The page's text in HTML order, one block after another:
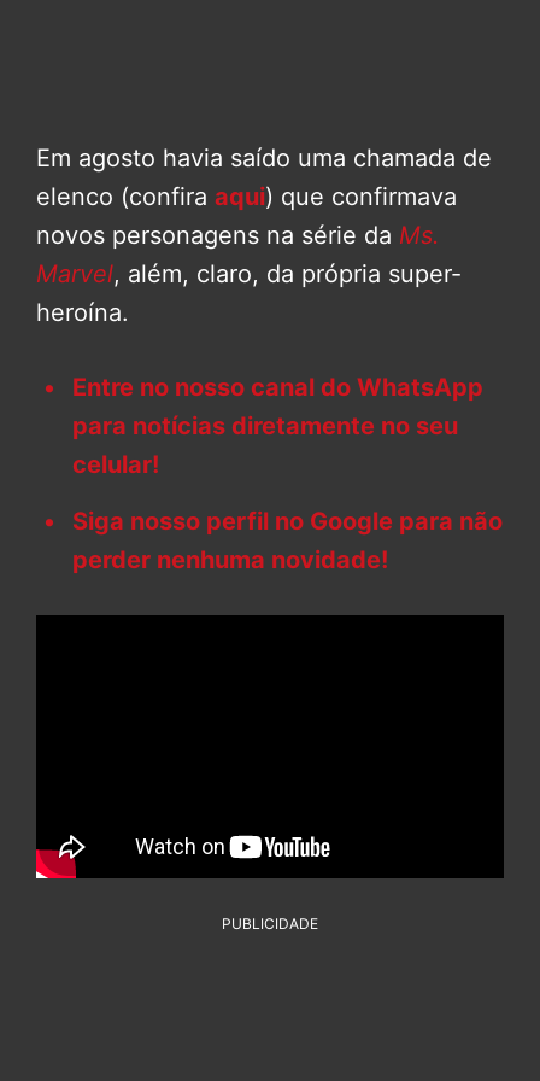
Em agosto havia saído uma chamada de
elenco (confira aqui) que confirmava
novos personagens na série da Ms.
Marvel, além, claro, da própria super-
heroína.
Entre no nosso canal do WhatsApp
para notícias diretamente no seu
celular!
Siga nosso perfil no Google para não
perder nenhuma novidade!
PUBLICIDADE